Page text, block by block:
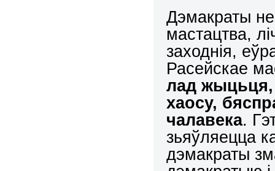
Дэмакраты не
мастацтва,
заходнія,
Расейскае
лад жыць
хаосу,
чалавека.
зьяўляецца
дэмакраты